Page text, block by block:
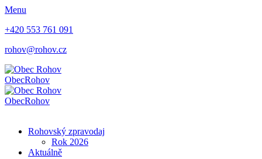
Menu
+420 553 761 091
rohov@rohov.cz
ObecRohov
ObecRohov
Rohovský zpravodaj
Rok 2026
Aktuálně